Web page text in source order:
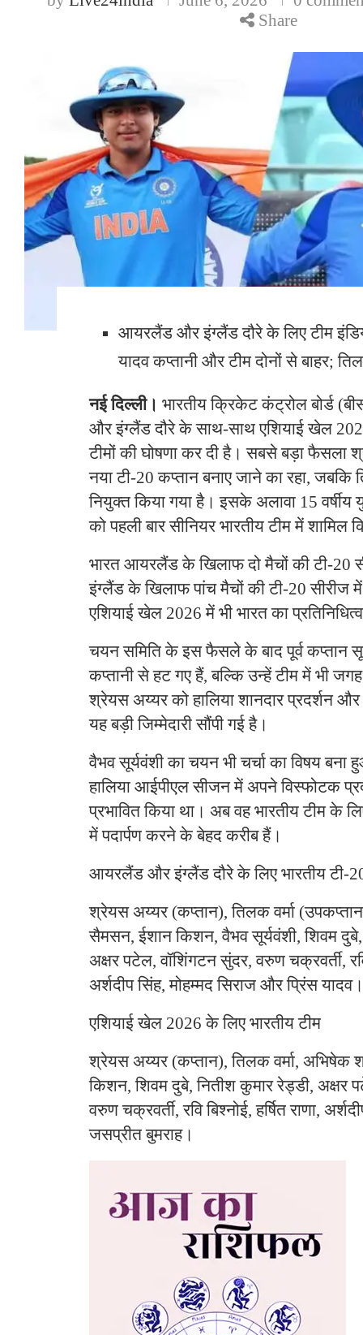
Share
आयरलैंड और इंग्लैंड दौरे के लिए टीम
यादव कप्तानी और टीम दोनों से बाहर;
नई दिल्ली। भारतीय क्रिकेट कंट्रोल बोर्ड
और इंग्लैंड दौरे के साथ-साथ एशियाई खेल
टीमों की घोषणा कर दी है। सबसे बड़ा फैसला
नया टी-20 कप्तान बनाए जाने का रहा, जबकि
नियुक्त किया गया है। इसके अलावा 15 वर्षीय
को पहली बार सीनियर भारतीय टीम में शामिल
भारत आयरलैंड के खिलाफ दो मैचों की टी-20
इंग्लैंड के खिलाफ पांच मैचों की टी-20 सीरीज में
एशियाई खेल 2026 में भी भारत का
चयन समिति के इस फैसले के बाद पूर्व कप्तान
कप्तानी से हट गए हैं, बल्कि उन्हें टीम में भी
श्रेयस अय्यर को हालिया शानदार प्रदर्शन
यह बड़ी जिम्मेदारी सौंपी गई है।
वैभव सूर्यवंशी का चयन भी चर्चा का विषय
हालिया आईपीएल सीजन में अपने विस्फोटक
प्रभावित किया था। अब वह भारतीय टीम के
में पदार्पण करने के बेहद करीब हैं।
आयरलैंड और इंग्लैंड दौरे के लिए भारतीय टी-
श्रेयस अय्यर (कप्तान), तिलक वर्मा
सैमसन, ईशान किशन, वैभव सूर्यवंशी, शिवम
अक्षर पटेल, वॉशिंगटन सुंदर, वरुण चक्रवर्ती, रवि
अर्शदीप सिंह, मोहम्मद सिराज और प्रिंस यादव।
एशियाई खेल 2026 के लिए भारतीय टीम
श्रेयस अय्यर (कप्तान), तिलक वर्मा, अभिषेक
किशन, शिवम दुबे, नितीश कुमार रेड्डी, अक्षर
वरुण चक्रवर्ती, रवि बिश्नोई, हर्षित राणा,
जसप्रीत बुमराह।